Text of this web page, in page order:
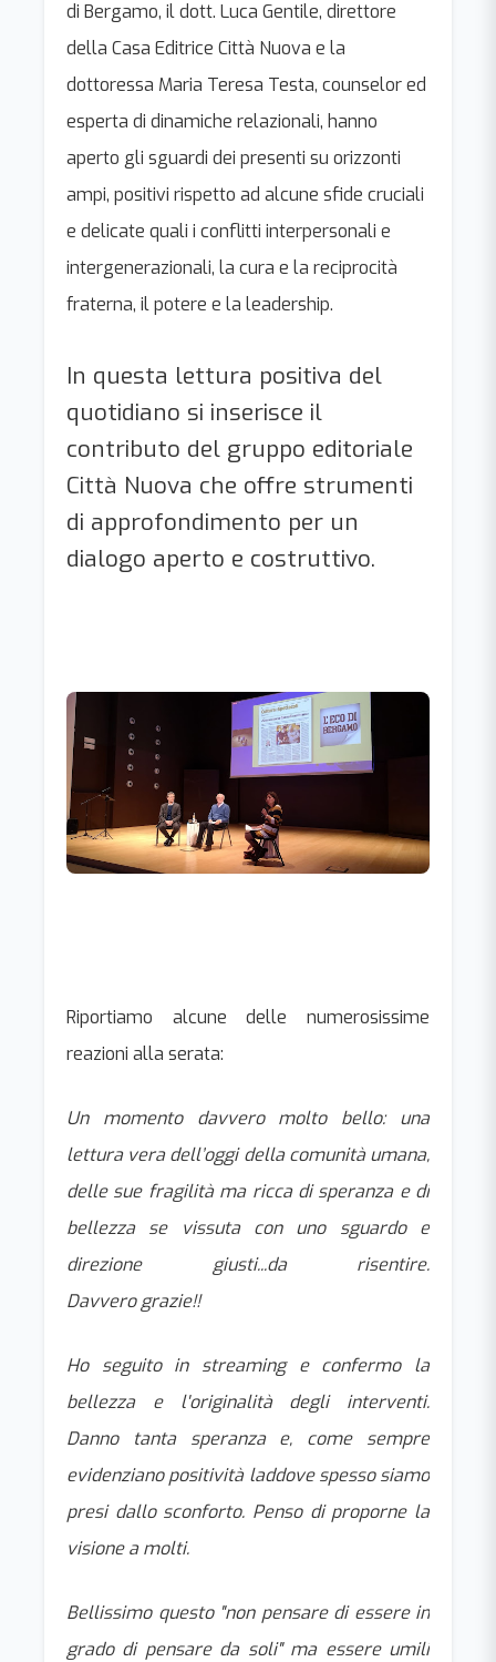
di Bergamo, il dott. Luca Gentile, direttore
della Casa Editrice Città Nuova e la
dottoressa Maria Teresa Testa, counselor ed
esperta di dinamiche relazionali, hanno
aperto gli sguardi dei presenti su orizzonti
ampi, positivi rispetto ad alcune sfide cruciali
e delicate quali i conflitti interpersonali e
intergenerazionali, la cura e la reciprocità
fraterna, il potere e la leadership.
In questa lettura positiva del
quotidiano si inserisce il
contributo del gruppo editoriale
Città Nuova che offre strumenti
di approfondimento per un
dialogo aperto e costruttivo.
Riportiamo alcune delle numerosissime
reazioni alla serata:
Un momento davvero molto bello: una
lettura vera dell’oggi della comunità umana,
delle sue fragilità ma ricca di speranza e di
bellezza se vissuta con uno sguardo e
direzione giusti...da risentire.
Davvero grazie!!
Ho seguito in streaming e confermo la
bellezza e l'originalità degli interventi.
Danno tanta speranza e, come sempre
evidenziano positività laddove spesso siamo
presi dallo sconforto. Penso di proporne la
visione a molti.
Bellissimo questo "non pensare di essere in
grado di pensare da soli" ma essere umili